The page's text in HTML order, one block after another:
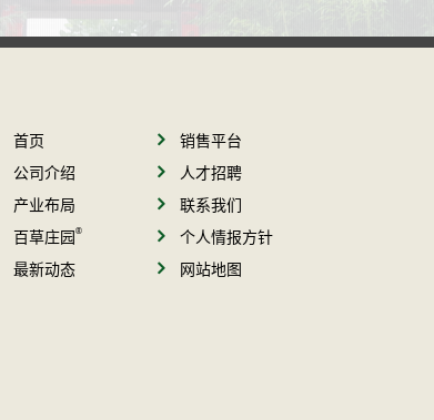
首页
销售平台
公司介绍
人才招聘
产业布局
联系我们
百草庄园®
个人情报方针
最新动态
网站地图